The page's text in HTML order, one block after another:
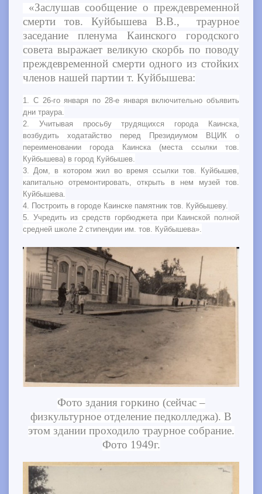
«Заслушав сообщение о преждевременной
смерти тов. Куйбышева В.В., траурное
заседание пленума Каинского городского
совета выражает великую скорбь по поводу
преждевременной смерти одного из стойких
членов нашей партии т. Куйбышева:
1. С 26-го января по 28-е января включительно объявить
дни траура.
2. Учитывая просьбу трудящихся города Каинска,
возбудить ходатайство перед Президиумом ВЦИК о
переименовании города Каинска (места ссылки тов.
Куйбышева) в город Куйбышев.
3. Дом, в котором жил во время ссылки тов. Куйбышев,
капитально отремонтировать, открыть в нем музей тов.
Куйбышева.
4. Построить в городе Каинске памятник тов. Куйбышеву.
5. Учредить из средств горбюджета при Каинской полной
средней школе 2 стипендии им. тов. Куйбышева».
Фото здания горкино (сейчас –
физкультурное отделение педколледжа). В
этом здании проходило траурное собрание.
Фото 1949г.